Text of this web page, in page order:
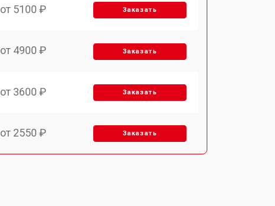
от 5100 ₽ Заказать
от 4900 ₽ Заказать
от 3600 ₽ Заказать
от 2550 ₽ Заказать